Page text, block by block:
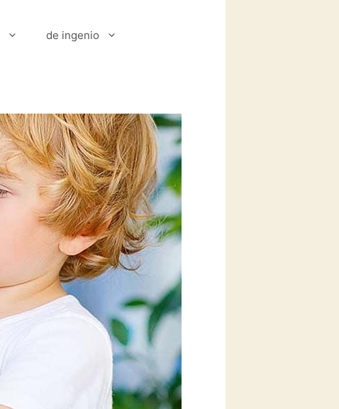
de ingenio